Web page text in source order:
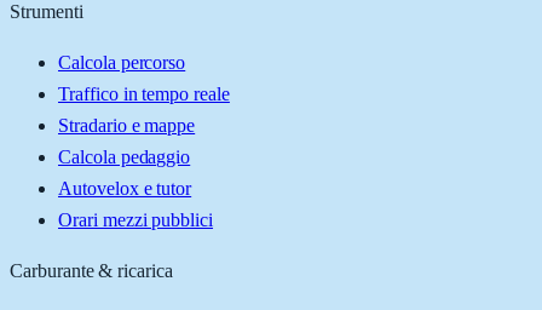
Strumenti
Calcola percorso
Traffico in tempo reale
Stradario e mappe
Calcola pedaggio
Autovelox e tutor
Orari mezzi pubblici
Carburante & ricarica